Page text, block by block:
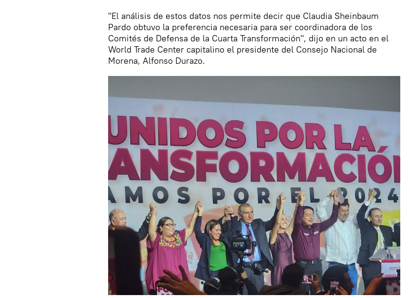
"El análisis de estos datos nos permite decir que Claudia Sheinbaum
Pardo obtuvo la preferencia necesaria para ser coordinadora de los
Comités de Defensa de la Cuarta Transformación", dijo en un acto en el
World Trade Center capitalino el presidente del Consejo Nacional de
Morena, Alfonso Durazo.